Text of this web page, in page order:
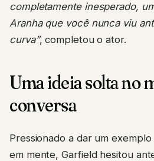
completamente inesperado,
Aranha que você nunca viu
curva”, completou o ator.
Uma ideia solta no
conversa
Pressionado a dar um
em mente, Garfield hesitou